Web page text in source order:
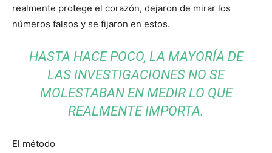
realmente protege el corazón, dejaron de mirar los
números falsos y se fijaron en estos.
HASTA HACE POCO, LA MAYORÍA DE
LAS INVESTIGACIONES NO SE
MOLESTABAN EN MEDIR LO QUE
REALMENTE IMPORTA.
El método